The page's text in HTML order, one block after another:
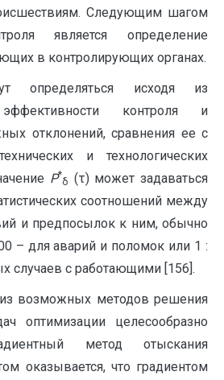
Следующим шагом
является определение
в контролирующих органах.
определяться исходя из
эффективности контроля и
отклонений, сравнения ее с
и технологических
P*
δ (τ) может задаваться
соотношений между
и предпосылок к ним, обычно
– для аварий и поломок или 1 :
случаев с работающими [156].
из возможных методов решения
оптимизации целесообразно
метод отыскания
оказывается, что градиентом